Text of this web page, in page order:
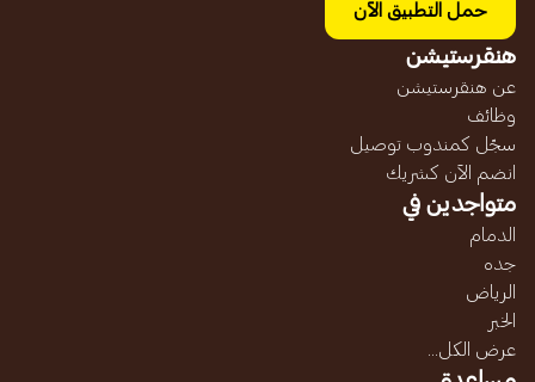
حمل التطبيق الآن
هنقرستيشن
عن هنقرستيشن
وظائف
سجّل كمندوب توصيل
انضم الآن كشريك
متواجدين في
الدمام
جده
الرياض
الخبر
عرض الكل...